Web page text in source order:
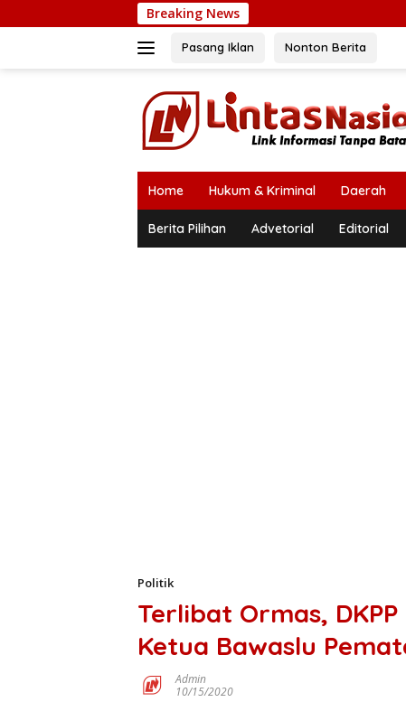
ke
Breaking News
Pasang Iklan Nonton Berita
Home Hukum & Kriminal Daerah
Berita Pilihan Advetorial Editorial
Politik
Terlibat Ormas,
Ketua Bawaslu
Admin
10/15/2020